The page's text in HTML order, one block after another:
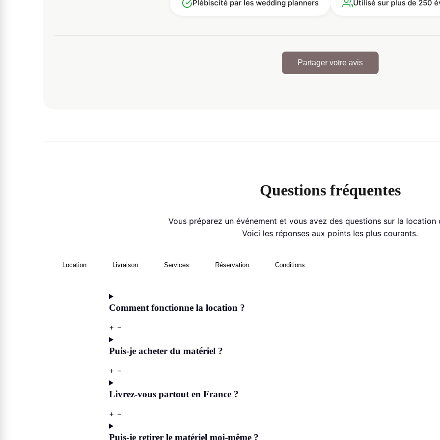
Plébiscité par les wedding planners Utilisé sur plus de 250
Partager votre avis
Questions fréquentes
Vous préparez un événement et vous avez des questions sur la location
Voici les réponses aux points les plus courants.
Location Livraison Services Réservation Conditions
Comment fonctionne la location ?
+ −
Puis-je acheter du matériel ?
+ −
Livrez-vous partout en France ?
+ −
Puis-je retirer le matériel moi-même ?